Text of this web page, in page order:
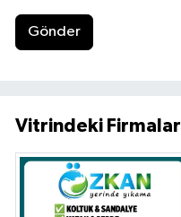
Gönder
Vitrindeki Firmalar